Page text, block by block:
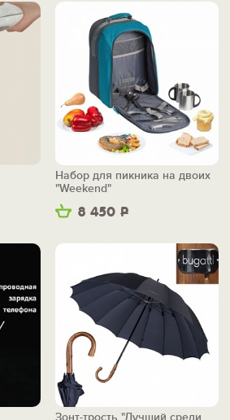
8 450 Р
Набор для пикника на двоих
"Weekend"